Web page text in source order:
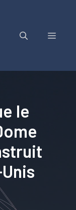
Menu
le